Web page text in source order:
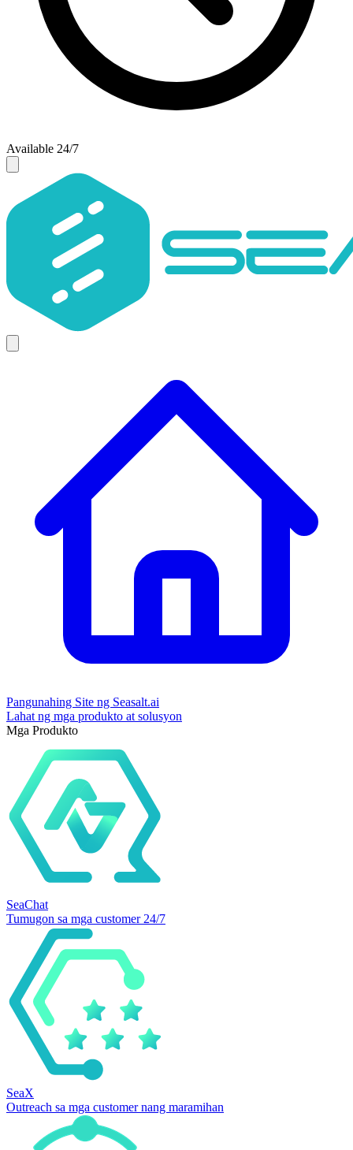
Available 24/7
Pangunahing Site ng Seasalt.ai
Lahat ng mga produkto at solusyon
Mga Produkto
SeaChat
Tumugon sa mga customer 24/7
SeaX
Outreach sa mga customer nang maramihan